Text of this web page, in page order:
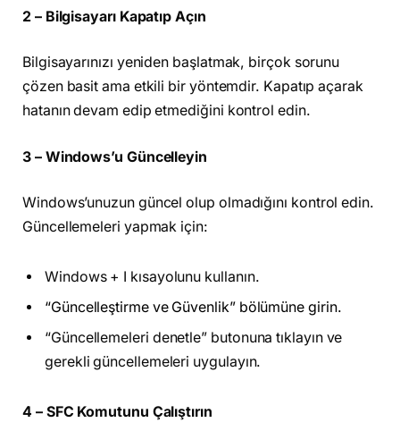
2 – Bilgisayarı Kapatıp Açın
Bilgisayarınızı yeniden başlatmak, birçok sorunu
çözen basit ama etkili bir yöntemdir. Kapatıp açarak
hatanın devam edip etmediğini kontrol edin.
3 – Windows’u Güncelleyin
Windows’unuzun güncel olup olmadığını kontrol edin.
Güncellemeleri yapmak için:
Windows + I kısayolunu kullanın.
“Güncelleştirme ve Güvenlik” bölümüne girin.
“Güncellemeleri denetle” butonuna tıklayın ve
gerekli güncellemeleri uygulayın.
4 – SFC Komutunu Çalıştırın